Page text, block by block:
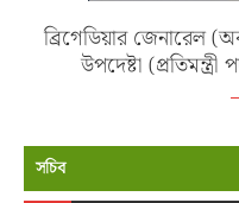
ব্রিগেডিয়ার
উপদেষ্টা (প্রতিমন্ত্রী
সচিব